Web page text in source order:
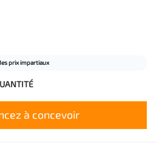
prix impartiaux
à concevoir